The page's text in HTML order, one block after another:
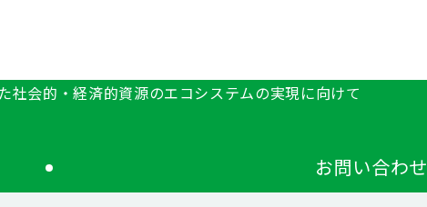
社会的・経済的資源のエコシステムの実現に向けて
お問い合わせ